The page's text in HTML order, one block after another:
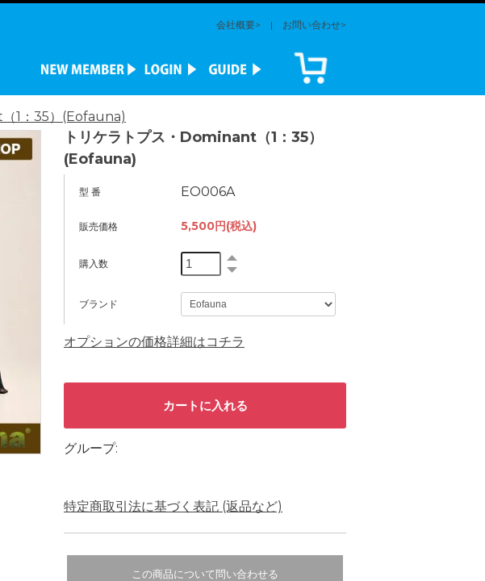
会社概要> | お問い合わせ>
1：35）(Eofauna)
トリケラトプス・Dominant（1：35）
(Eofauna)
型 番 EO006A
販売価格 5,500円(税込)
購入数
ブランド
オプションの価格詳細はコチラ
グループ:
特定商取引法に基づく表記 (返品など)
この商品について問い合わせる